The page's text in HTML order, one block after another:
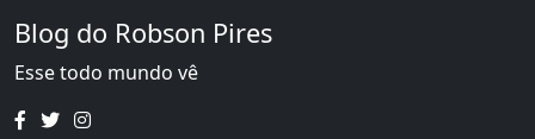
Blog do Robson Pires
Esse todo mundo vê